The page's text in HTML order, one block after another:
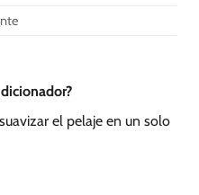
el pelaje en un solo